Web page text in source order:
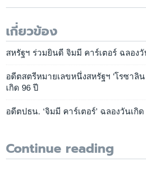
เกี่ยวข้อง
สหรัฐฯ ร่วมยินดี จิมมี คาร์เตอร์ ฉลองวั
อดีตสตรีหมายเลขหนึ่งสหรัฐฯ 'โรซาลิ
เกิด 96 ปี
อดีตปธน. ‘จิมมี คาร์เตอร์’ ฉลองวันเกิด
Continue reading